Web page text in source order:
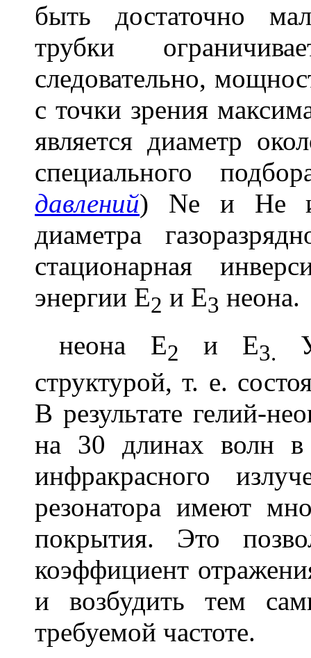
быть достаточно
трубки
следовательно,
с точки зрения
является диаметр
специального
давлений)
Ne и Не и
диаметра
стационарная
энергии E2 и E3 неона.
неона E2 и E3.
структурой, т. е.
В результате гелий-
на 30 длинах волн в
инфракрасного
резонатора имеют
покрытия. Это
коэффициент
и возбудить тем
требуемой частоте.